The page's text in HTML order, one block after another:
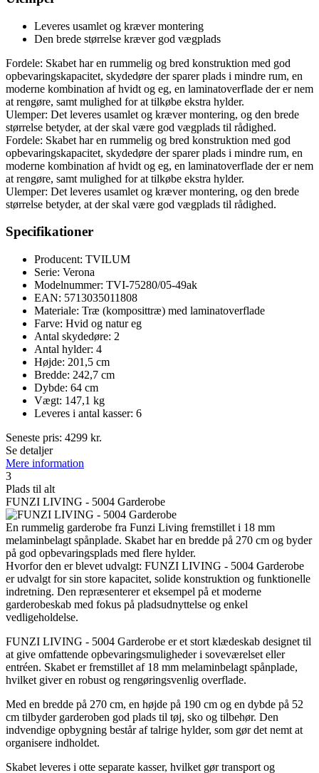
Leveres usamlet og kræver montering
Den brede størrelse kræver god vægplads
Fordele: Skabet har en rummelig og bred konstruktion med god
opbevaringskapacitet, skydedøre der sparer plads i mindre rum, en
moderne kombination af hvidt og eg, en laminatoverflade der er nem
at rengøre, samt mulighed for at tilkøbe ekstra hylder.
Ulemper: Det leveres usamlet og kræver montering, og den brede
størrelse betyder, at der skal være god vægplads til rådighed.
Fordele: Skabet har en rummelig og bred konstruktion med god
opbevaringskapacitet, skydedøre der sparer plads i mindre rum, en
moderne kombination af hvidt og eg, en laminatoverflade der er nem
at rengøre, samt mulighed for at tilkøbe ekstra hylder.
Ulemper: Det leveres usamlet og kræver montering, og den brede
størrelse betyder, at der skal være god vægplads til rådighed.
Specifikationer
Producent: TVILUM
Serie: Verona
Modelnummer: TVI-75280/05-49ak
EAN: 5713035011808
Materiale: Træ (komposittræ) med laminatoverflade
Farve: Hvid og natur eg
Antal skydedøre: 2
Antal hylder: 4
Højde: 201,5 cm
Bredde: 242,7 cm
Dybde: 64 cm
Vægt: 147,1 kg
Leveres i antal kasser: 6
Seneste pris: 4299 kr.
Se detaljer
Mere information
3
Plads til alt
FUNZI LIVING - 5004 Garderobe
En rummelig garderobe fra Funzi Living fremstillet i 18 mm
melaminbelagt spånplade. Skabet har en bredde på 270 cm og byder
på god opbevaringsplads med flere hylder.
Hvorfor den er blevet udvalgt: FUNZI LIVING - 5004 Garderobe
er udvalgt for sin store kapacitet, solide konstruktion og funktionelle
indretning. Den repræsenterer et eksempel på et moderne
garderobeskab med fokus på pladsudnyttelse og enkel
vedligeholdelse.
FUNZI LIVING - 5004 Garderobe er et stort klædeskab designet til
at give omfattende opbevaringsmuligheder i soveværelset eller
entréen. Skabet er fremstillet af 18 mm melaminbelagt spånplade,
hvilket giver en robust og rengøringsvenlig overflade.
Med en bredde på 270 cm, en højde på 190 cm og en dybde på 52
cm tilbyder garderoben god plads til tøj, sko og tilbehør. Den
indvendige opbygning består af talrige hylder, som gør det nemt at
organisere indholdet.
Skabet leveres i otte separate kasser, hvilket gør transport og